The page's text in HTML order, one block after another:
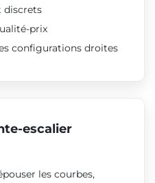
discrets
prix
configurations droites
escalier
les courbes,